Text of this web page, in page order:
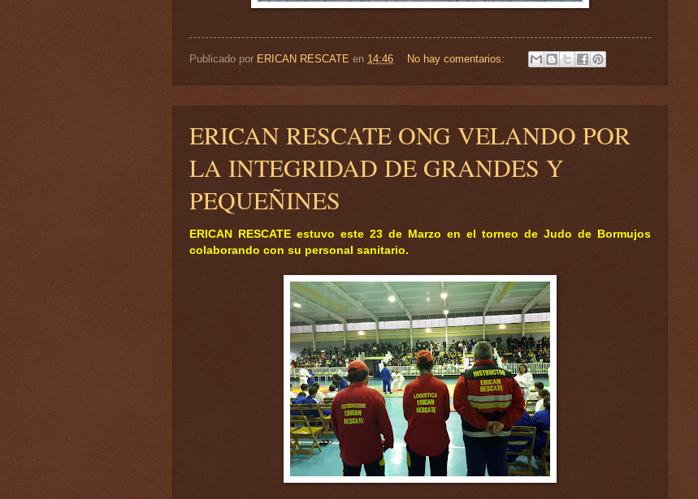
Publicado por ERICAN RESCATE en 14:46 No hay comentarios:
ERICAN RESCATE ONG VELANDO POR
LA INTEGRIDAD DE GRANDES Y
PEQUEÑINES
ERICAN RESCATE estuvo este 23 de Marzo en el torneo de Judo de Bormujos
colaborando con su personal sanitario.